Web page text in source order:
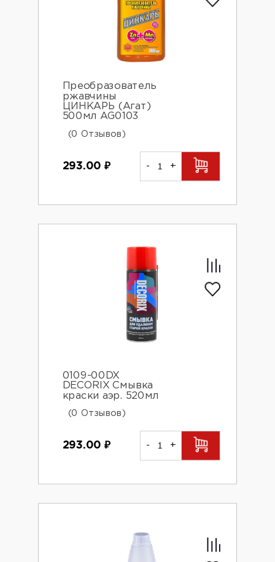
Преобразователь
ржавчины
ЦИНКАРЬ (Агат)
500мл AG0103
(0 Отзывов)
293.00 ₽ - +
0109-00DX
DECORIX Смывка
краски аэр. 520мл
(0 Отзывов)
293.00 ₽ - +